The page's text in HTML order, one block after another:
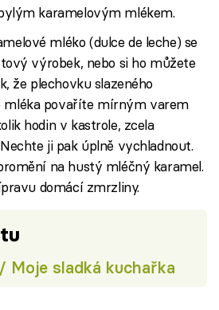
karamelovým mlékem.
mléko (dulce de leche) se
výrobek, nebo si ho můžete
že plechovku slazeného
mléka povaříte mírným varem
hodin v kastrole, zcela
ji pak úplně vychladnout.
na hustý mléčný karamel.
domácí zmrzliny.
Moje sladká kuchařka